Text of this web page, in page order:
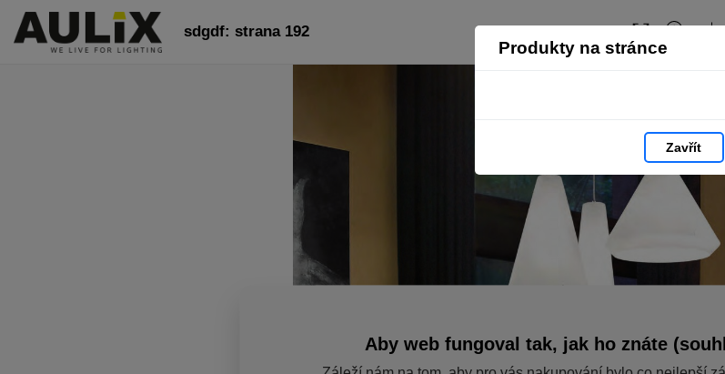
Produkty na stránce
Zavřít
sdgdf: strana 192
Aby web fungoval tak, jak ho znáte